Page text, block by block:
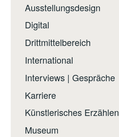
Ausstellungsdesign
Digital
Drittmittelbereich
International
Interviews | Gespräche
Karriere
Künstlerisches Erzählen
Museum